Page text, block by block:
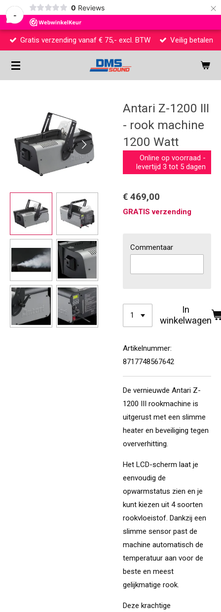
-
0 Reviews ×
Gratis verzending vanaf € 75,- excl. BTW Veilig betalen
Antari Z-1200 III
- rook machine
1200 Watt
Online op voorraad -
levertijd 3 tot 5 dagen
€ 469,00
GRATIS verzending
Commentaar
In
winkelwagen
Artikelnummer:
8717748567642
De vernieuwde Antari Z-
1200 III rookmachine is
uitgerust met een slimme
heater en beveiliging tegen
oververhitting.
Het LCD-scherm laat je
eenvoudig de
opwarmstatus zien en je
kunt kiezen uit 4 soorten
rookvloeistof. Dankzij een
slimme sensor past de
machine automatisch de
temperatuur aan voor de
beste en meest
gelijkmatige rook.
Deze krachtige